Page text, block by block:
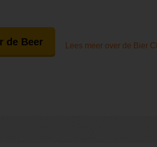
de Beer Lees meer over de Bier